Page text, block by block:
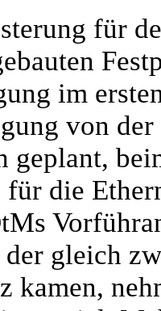
für
im
von
geplant,
die
der gleich
kamen,